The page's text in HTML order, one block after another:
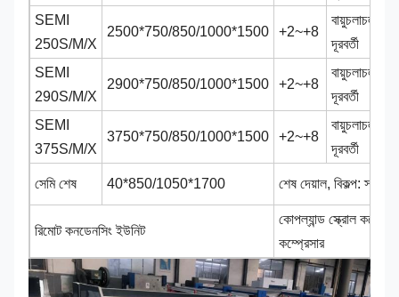
SEMI
250S/M/X
2500*750/850/1000*1500​ +2~+8
বায়ুচলাচল,
দূরবর্তী
SEMI
290S/M/X
2900*750/850/1000*1500​ +2~+8
বায়ুচলাচল,
দূরবর্তী
SEMI
375S/M/X
3750*750/850/1000*1500​ +2~+8
বায়ুচলাচল,
দূরবর্তী
সেমি শেষ 40*850/1050*1700 শেষ দেয়াল, বিকল্প: স্বচ্ছ
রিমোট কনডেনসিং ইউনিট
কোপল্যান্ড স্ক্রোল
কম্প্রেসার